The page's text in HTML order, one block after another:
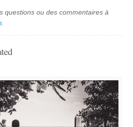
questions ou des commentaires à